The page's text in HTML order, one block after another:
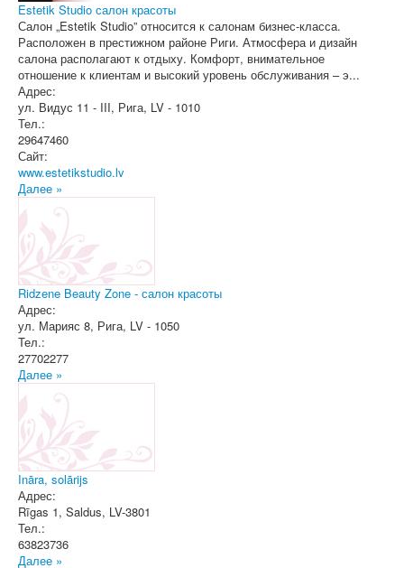
Estetik Studio салон красоты
Салон „Estetik Studio” относится к салонам бизнес-класса.
Расположен в престижном районе Риги. Атмосфера и дизайн
салона располагают к отдыху. Комфорт, внимательное
отношение к клиентам и высокий уровень обслуживания – э...
Адрес:
ул. Видус 11 - III, Рига, LV - 1010
Тел.:
29647460
Сайт:
www.estetikstudio.lv
Далее »
Ridzene Beauty Zone - салон красоты
Адрес:
ул. Марияс 8, Рига, LV - 1050
Тел.:
27702277
Далее »
Ināra, solārijs
Адрес:
Rīgas 1, Saldus, LV-3801
Тел.:
63823736
Далее »